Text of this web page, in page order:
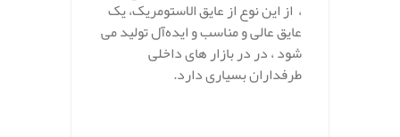
، از این نوع از عایق الاستومریک، یک
عایق عالی و مناسب و ایده‌آل تولید می
شود ، در در بازار های داخلی
طرفداران بسیاری دارد.